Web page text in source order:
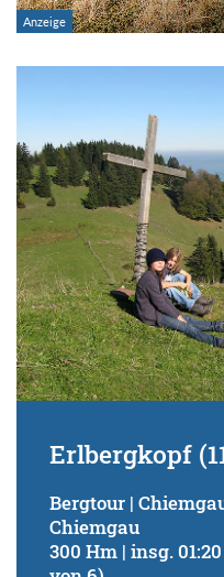
Erlbergkopf
Bergtour |
Chiemgau
300 Hm | insg.